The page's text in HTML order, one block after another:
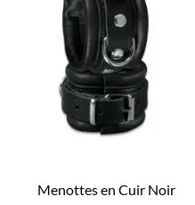
Menottes en Cuir Noir